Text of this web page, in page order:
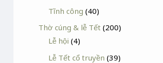
Tĩnh công (40)
Thờ cúng & lễ Tết (200)
Lễ hội (4)
Lễ Tết cổ truyền (39)